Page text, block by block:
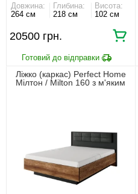
Довжина:
264 см
Глибина:
218 см
Висота:
102 см
20500 грн.
Ліжко (каркас) Perfect Home
Мілтон / Milton 160 з м'яким